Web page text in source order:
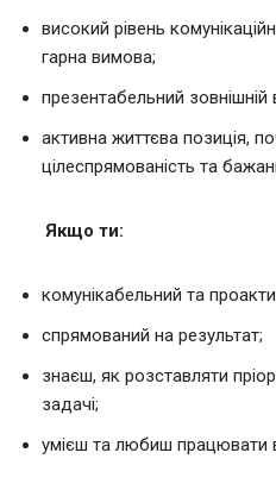
високий рівень
гарна вимова;
презентабельний зовнішній
активна життєва позиція,
цілеспрямованість та
Якщо ти:
комунікабельний та
спрямований на результат;
знаєш, як розставляти
задачі;
умієш та любиш працювати